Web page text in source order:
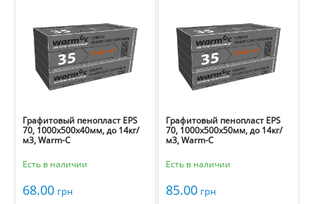
Графитовый пенопласт EPS
70, 1000х500х40мм, до 14кг/
м3, Warm-C
Есть в наличии
68.00 грн
Графитовый пенопласт EPS
70, 1000х500х50мм, до 14кг/
м3, Warm-C
Есть в наличии
85.00 грн